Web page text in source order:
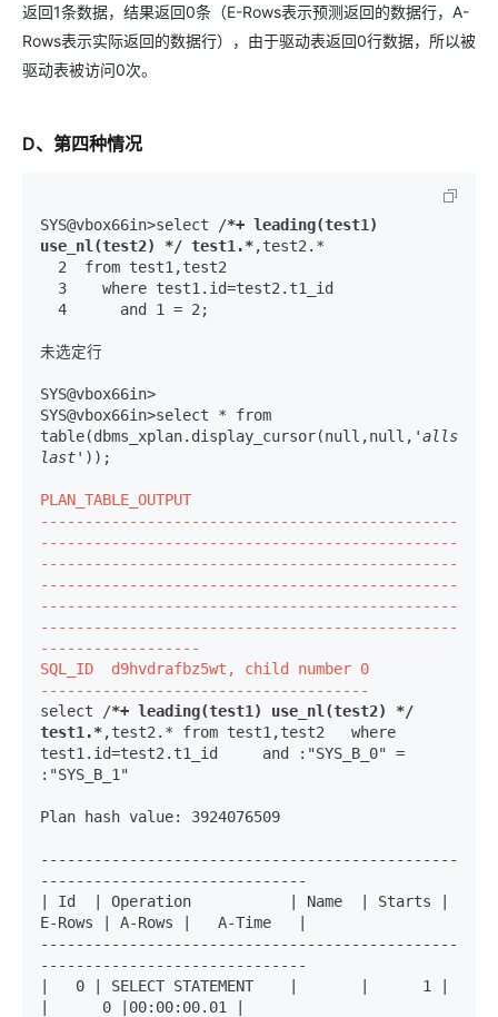
返回1条数据，结果返回0条（E-Rows表示预测返回的数据行，A-
Rows表示实际返回的数据行），由于驱动表返回0行数据，所以被
驱动表被访问0次。
D、第四种情况
SYS@vbox66in>select /*+ leading(test1)
use_nl(test2) */ test1.*
  2  from test1,test2
  3    where test1.id=test2.t1_id
  4      and 1 = 2;
未选定行
SYS@vbox66in>
SYS@vbox66in>select * from
table(dbms_xplan.display_cursor(null,null, 'allstats
last' ));
PLAN_TABLE_OUTPUT
-----------------------------------------------
-----------------------------------------------
-----------------------------------------------
-----------------------------------------------
-----------------------------------------------
-----------------------------------------------
------------------
SQL_ID  d9hvdrafbz5wt, child number 0
-------------------------------------
select /*+ leading(test1) use_nl(test2) */
test1.*,test2.* from test1,test2   where
test1.id=test2.t1_id     and :"SYS_B_0" =
:"SYS_B_1"
Plan hash value: 3924076509
-----------------------------------------------
------------------------------
| Id  | Operation           | Name  | Starts |
E-Rows | A-Rows |   A-Time   |
-----------------------------------------------
------------------------------
|   0 | SELECT STATEMENT    |       |      1 |
|      0 |00:00:00.01 |